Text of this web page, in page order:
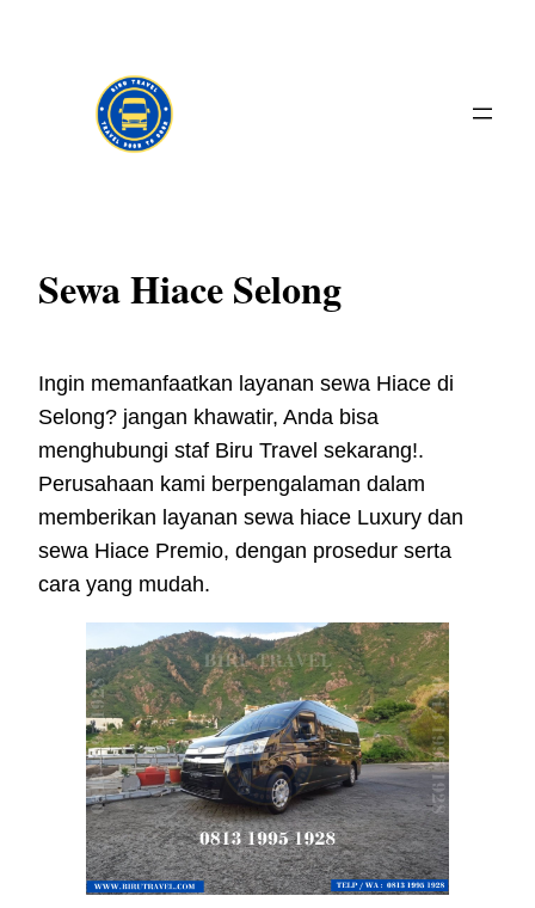
Sewa Hiace Selong
Ingin memanfaatkan layanan sewa Hiace di
Selong? jangan khawatir, Anda bisa
menghubungi staf Biru Travel sekarang!.
Perusahaan kami berpengalaman dalam
memberikan layanan sewa hiace Luxury dan
sewa Hiace Premio, dengan prosedur serta
cara yang mudah.